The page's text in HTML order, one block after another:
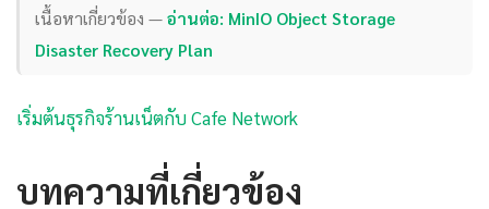
เนื้อหาเกี่ยวข้อง —อ่านต่อ: MinIO Object Storage
Disaster Recovery Plan
เริ่มต้นธุรกิจร้านเน็ตกับ Cafe Network
บทความที่เกี่ยวข้อง